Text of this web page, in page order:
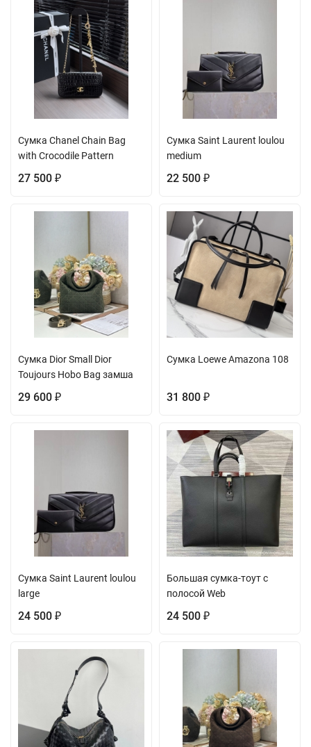
Сумка Chanel Chain Bag
with Crocodile Pattern
27 500 ₽
Сумка Saint Laurent loulou
medium
22 500 ₽
Сумка Dior Small Dior
Toujours Hobo Bag замша
29 600 ₽
Сумка Loewe Amazona 108
31 800 ₽
Сумка Saint Laurent loulou
large
24 500 ₽
Большая сумка-тоут с
полосой Web
24 500 ₽